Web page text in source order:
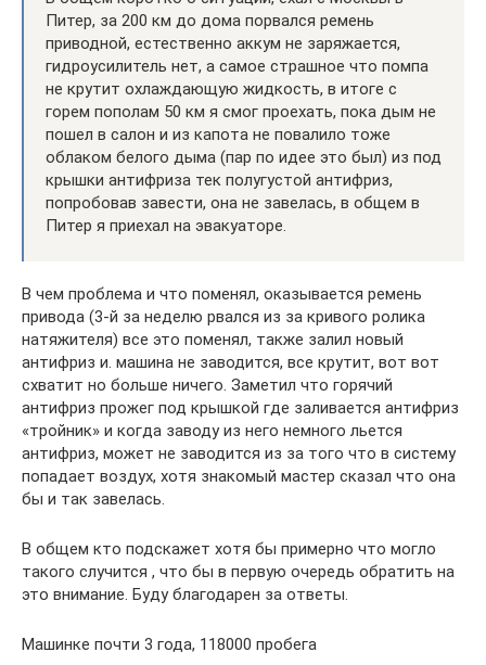
Питер, за 200 км до дома порвался ремень
приводной, естественно аккум не заряжается,
гидроусилитель нет, а самое страшное что помпа
не крутит охлаждающую жидкость, в итоге с
горем пополам 50 км я смог проехать, пока дым не
пошел в салон и из капота не повалило тоже
облаком белого дыма (пар по идее это был) из под
крышки антифриза тек полугустой антифриз,
попробовав завести, она не завелась, в общем в
Питер я приехал на эвакуаторе.
В чем проблема и что поменял, оказывается ремень
привода (3-й за неделю рвался из за кривого ролика
натяжителя) все это поменял, также залил новый
антифриз и. машина не заводится, все крутит, вот вот
схватит но больше ничего. Заметил что горячий
антифриз прожег под крышкой где заливается антифриз
«тройник» и когда заводу из него немного льется
антифриз, может не заводится из за того что в систему
попадает воздух, хотя знакомый мастер сказал что она
бы и так завелась.
В общем кто подскажет хотя бы примерно что могло
такого случится , что бы в первую очередь обратить на
это внимание. Буду благодарен за ответы.
Машинке почти 3 года, 118000 пробега